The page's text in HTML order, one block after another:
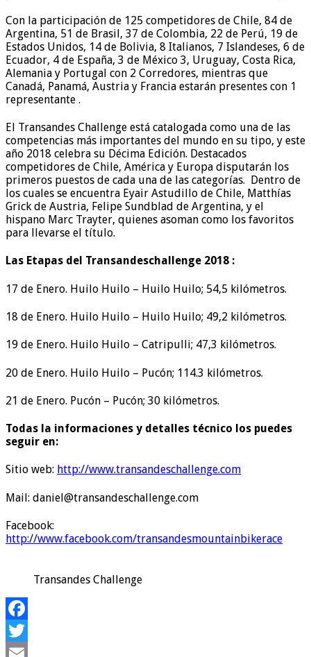
Con la participación de 125 competidores de Chile, 84 de
Argentina, 51 de Brasil, 37 de Colombia, 22 de Perú, 19 de
Estados Unidos, 14 de Bolivia, 8 Italianos, 7 Islandeses, 6 de
Ecuador, 4 de España, 3 de México 3, Uruguay, Costa Rica,
Alemania y Portugal con 2 Corredores, mientras que
Canadá, Panamá, Austria y Francia estarán presentes con 1
representante .
El Transandes Challenge está catalogada como una de las
competencias más importantes del mundo en su tipo, y este
año 2018 celebra su Décima Edición. Destacados
competidores de Chile, América y Europa disputarán los
primeros puestos de cada una de las categorías. Dentro de
los cuales se encuentra Eyair Astudillo de Chile, Matthías
Grick de Austria, Felipe Sundblad de Argentina, y el
hispano Marc Trayter, quienes asoman como los favoritos
para llevarse el título.
Las Etapas del Transandeschallenge 2018 :
17 de Enero. Huilo Huilo – Huilo Huilo; 54,5 kilómetros.
18 de Enero. Huilo Huilo – Huilo Huilo; 49,2 kilómetros.
19 de Enero. Huilo Huilo – Catripulli; 47,3 kilómetros.
20 de Enero. Huilo Huilo – Pucón; 114.3 kilómetros.
21 de Enero. Pucón – Pucón; 30 kilómetros.
Todas la informaciones y detalles técnico los puedes
seguir en:
Sitio web: http://www.transandeschallenge.com
Mail: daniel@transandeschallenge.com
Facebook:
http://www.facebook.com/transandesmountainbikerace
Transandes Challenge
Facebook
Twitter